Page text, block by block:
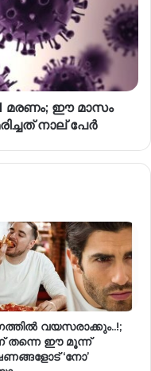
മരണം; ഈ മാസം
നാല് പേർ
വയസരാക്കും..!;
തന്നെ ഈ മൂന്ന്
‘നോ’